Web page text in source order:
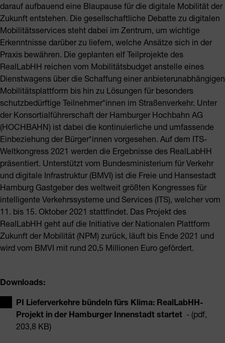
darauf aufbauend eine Blaupause für die digitale Mobilität der
Zukunft entstehen. Die gesellschaftliche Debatte zu digitalen
Mobilitätsservices steht dabei im Zentrum, um wichtige
Erkenntnisse darüber zu liefern, welche Ansätze sich in der
Praxis bewähren. Die geplanten elf Teilprojekte des
RealLabHH reichen vom Mobilitätsbudget anstelle eines
Dienstwagens über die Schaffung einer anbieterunabhängigen
Mobilitätsplattform bis hin zu Lösungen für besonders
schutzbedürftige Teilnehmer*innen im Straßenverkehr. Unter
der Konsortialführerschaft der Hamburger Hochbahn AG
(HOCHBAHN) ist dabei die kontinuierliche und umfassende
Einbeziehung der Bürger*innen vorgesehen. Auf dem ITS-
Weltkongress 2021 werden die Ergebnisse des RealLabHH
präsentiert. Unterstützt vom Bundesministerium für Verkehr
und digitale Infrastruktur (BMVI) ist die Freie und Hansestadt
Hamburg Gastgeber des weltweit größten Kongresses für
intelligente Verkehrssysteme und Services (ITS), welcher vom
11. bis 15. Oktober 2021 stattfindet. Das Projekt des
RealLabHH geht auf die Initiative der Nationalen Plattform
Zukunft der Mobilität (NPM) zurück, läuft bis Ende 2021 und
wird vom BMVI mit rund 20,5 Millionen Euro gefördert.
Downloads:
PI Lieferverkehre bündeln fürs Klima: RealLabHH-
Projekt in der Hamburger Innenstadt startet - (pdf,
203,8 KB)